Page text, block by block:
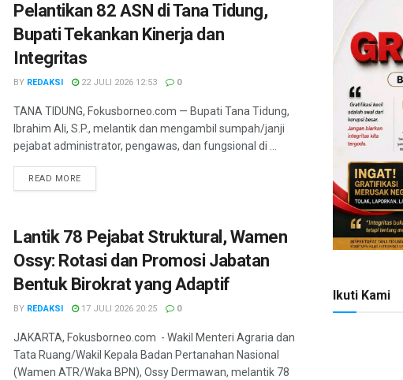
Pelantikan 82 ASN di Tana Tidung,
Bupati Tekankan Kinerja dan
Integritas
BY REDAKSI 22 JULI 2026 12:53 0
TANA TIDUNG, Fokusborneo.com — Bupati Tana Tidung,
Ibrahim Ali, S.P., melantik dan mengambil sumpah/janji
pejabat administrator, pengawas, dan fungsional di ...
READ MOREDETAILS
Lantik 78 Pejabat Struktural, Wamen
Ossy: Rotasi dan Promosi Jabatan
Bentuk Birokrat yang Adaptif
BY REDAKSI 17 JULI 2026 20:25 0
JAKARTA, Fokusborneo.com - Wakil Menteri Agraria dan
Tata Ruang/Wakil Kepala Badan Pertanahan Nasional
(Wamen ATR/Waka BPN), Ossy Dermawan, melantik 78
Ikuti Kami